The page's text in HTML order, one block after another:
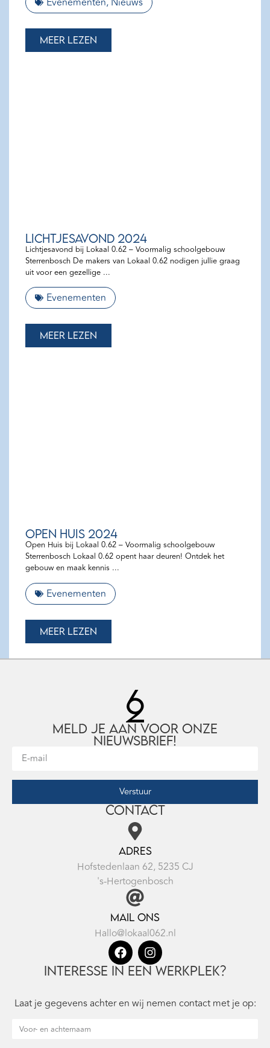
Meer lezen
Lichtjesavond 2024
Lichtjesavond bij Lokaal 0.62 – Voormalig schoolgebouw
Sterrenbosch De makers van Lokaal 0.62 nodigen jullie graag
uit voor een gezellige
Evenementen
Meer lezen
Open Huis 2024
Open Huis bij Lokaal 0.62 – Voormalig schoolgebouw
Sterrenbosch Lokaal 0.62 opent haar deuren! Ontdek het
gebouw en maak kennis
Evenementen
Meer lezen
Meld je aan voor onze
nieuwsbrief!
Verstuur
Contact
Adres
Hofstedenlaan 62, 5235 CJ
's-Hertogenbosch
Mail ons
Hallo@lokaal062.nl
Interesse in een werkplek?
Laat je gegevens achter en wij nemen contact met je op: